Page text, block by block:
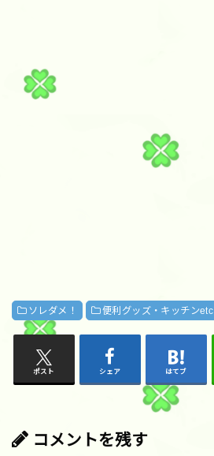
ソレダメ！ 便利グッズ・キッチンetc
ポスト シェア はてブ
コメントを残す